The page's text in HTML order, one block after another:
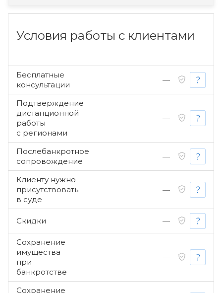
Условия работы с клиентами
Бесплатные
консультации
—
Подтверждение
дистанционной
работы
с регионами
—
Послебанкротное
сопровождение
—
Клиенту нужно
присутствовать
в суде
—
Скидки —
Сохранение
имущества
при
банкротстве
—
Сохранение